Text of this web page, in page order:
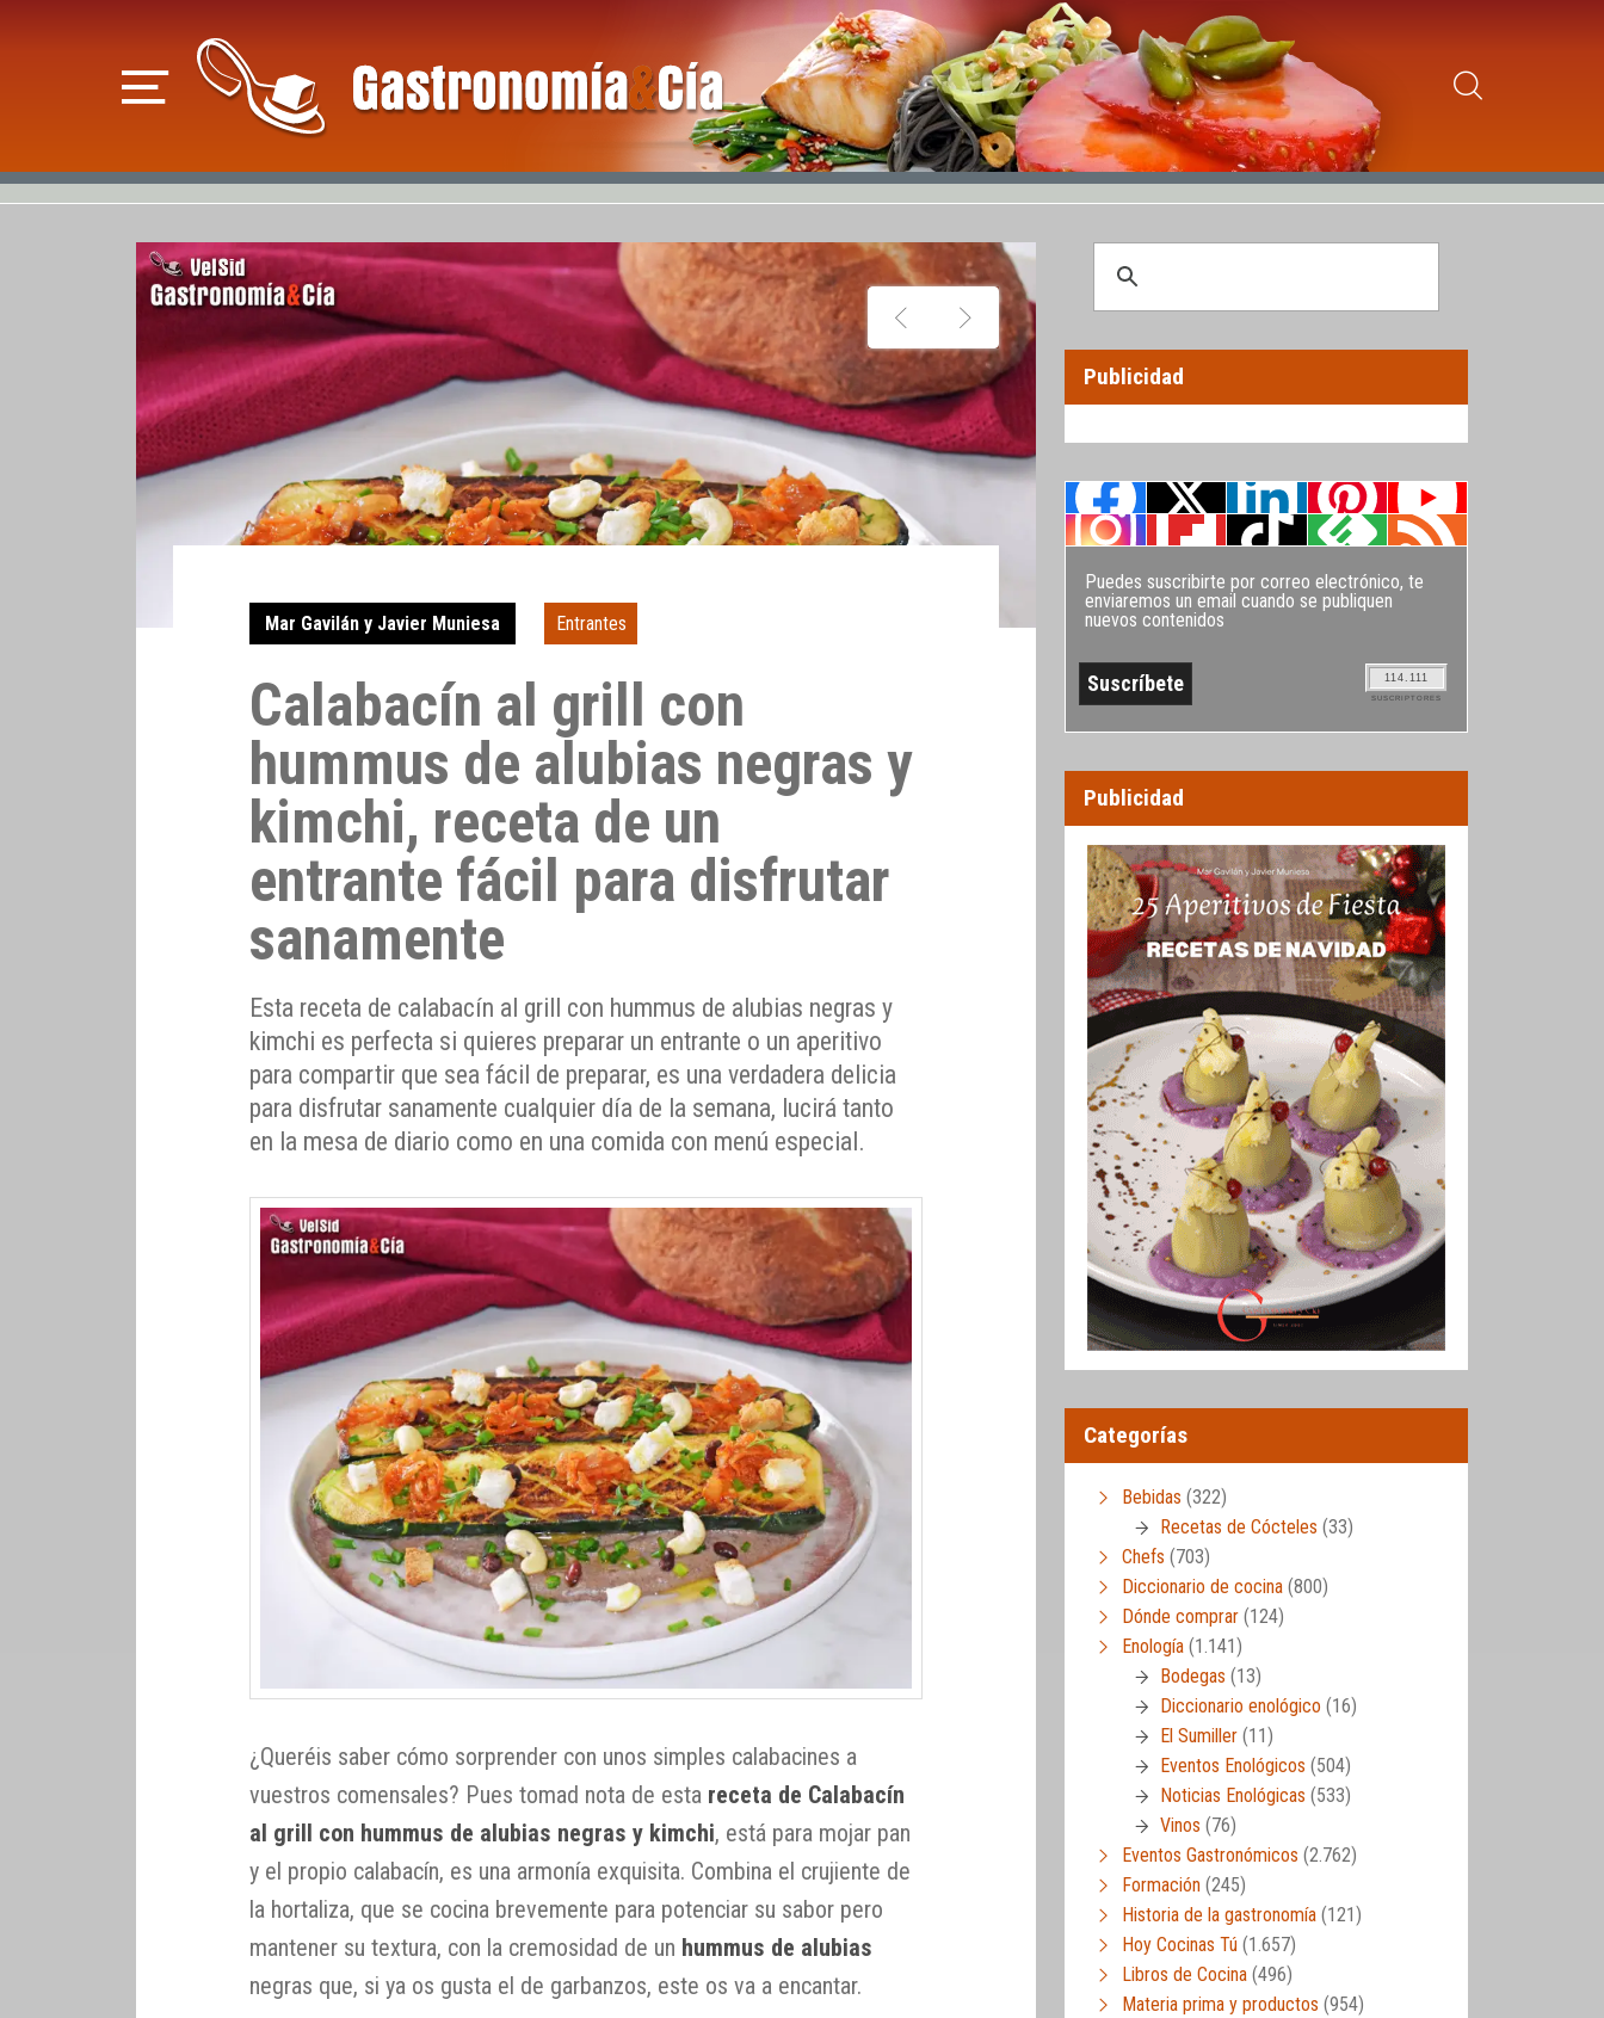
Mar Gavilán y Javier Muniesa Entrantes
Calabacín al grill con
hummus de alubias negras y
kimchi, receta de un
entrante fácil para disfrutar
sanamente
Esta receta de calabacín al grill con hummus de alubias negras y
kimchi es perfecta si quieres preparar un entrante o un aperitivo
para compartir que sea fácil de preparar, es una verdadera delicia
para disfrutar sanamente cualquier día de la semana, lucirá tanto
en la mesa de diario como en una comida con menú especial.
¿Queréis saber cómo sorprender con unos simples calabacines a
vuestros comensales? Pues tomad nota de esta receta de Calabacín
al grill con hummus de alubias negras y kimchi, está para mojar pan
y el propio calabacín, es una armonía exquisita. Combina el crujiente de
la hortaliza, que se cocina brevemente para potenciar su sabor pero
mantener su textura, con la cremosidad de un hummus de alubias
negras que, si ya os gusta el de garbanzos, este os va a encantar.
Publicidad
Puedes suscribirte por correo electrónico, te
enviaremos un email cuando se publiquen
nuevos contenidos
114.111
SUSCRIPTORES
Publicidad
Categorías
Bebidas (322)
Recetas de Cócteles (33)
Chefs (703)
Diccionario de cocina (800)
Dónde comprar (124)
Enología (1.141)
Bodegas (13)
Diccionario enológico (16)
El Sumiller (11)
Eventos Enológicos (504)
Noticias Enológicas (533)
Vinos (76)
Eventos Gastronómicos (2.762)
Formación (245)
Historia de la gastronomía (121)
Hoy Cocinas Tú (1.657)
Libros de Cocina (496)
Materia prima y productos (954)